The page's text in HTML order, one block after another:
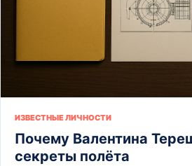
ИЗВЕСТНЫЕ ЛИЧНОСТИ
Почему Валентина
секреты полёта